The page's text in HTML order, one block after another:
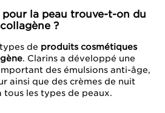
pour la peau trouve-t-on du
collagène ?
de produits cosmétiques
. Clarins a développé une
des émulsions anti-âge,
ainsi que des crèmes de nuit
tous les types de peaux.